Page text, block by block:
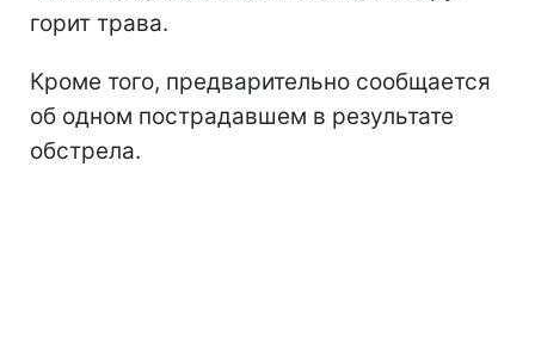
горит трава.
Кроме того, предварительно сообщается
об одном пострадавшем в результате
обстрела.